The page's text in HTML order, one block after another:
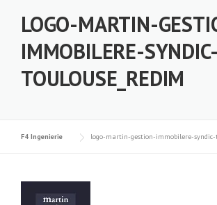
LOGO-MARTIN-
IMMOBILERE-SYNDIC-
TOULOUSE_REDIM
F4 Ingenierie logo-martin-gestion-immobilere-syndic-